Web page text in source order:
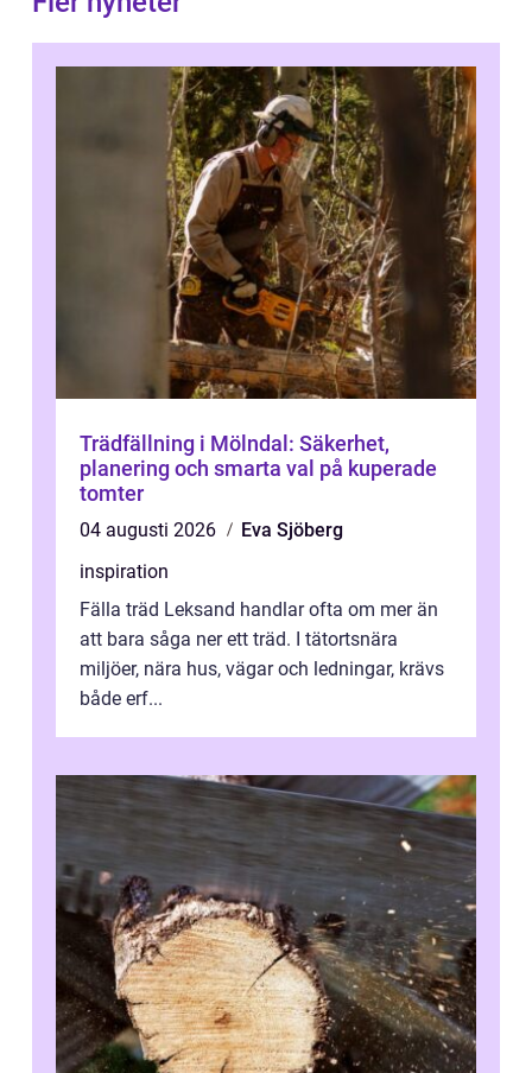
Trädfällning i Mölndal: Säkerhet,
planering och smarta val på kuperade
tomter
04 augusti 2026
Eva Sjöberg
inspiration
Fälla träd Leksand handlar ofta om mer än
att bara såga ner ett träd. I tätortsnära
miljöer, nära hus, vägar och ledningar, krävs
både erf...